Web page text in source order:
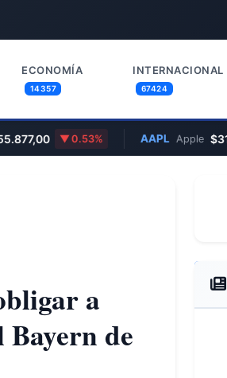
ECONOMÍA
14357
INTERNACIONAL
67424
0.53% AAPL Apple $312,11
a
Bayern de